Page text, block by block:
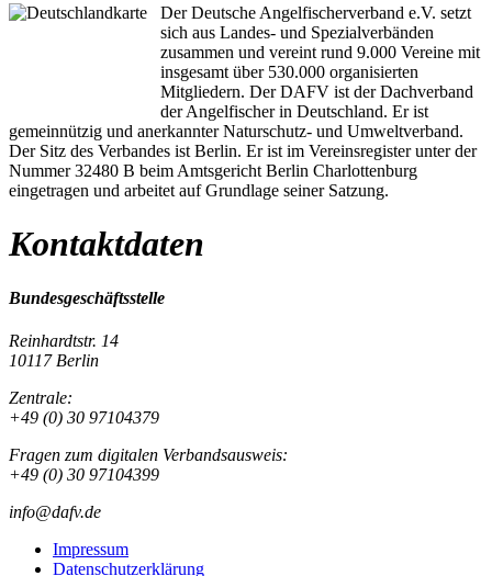
Der Deutsche Angelfischerverband e.V. setzt
sich aus Landes- und Spezialverbänden
zusammen und vereint rund 9.000 Vereine mit
insgesamt über 530.000 organisierten
Mitgliedern. Der DAFV ist der Dachverband
der Angelfischer in Deutschland. Er ist
gemeinnützig und anerkannter Naturschutz- und Umweltverband.
Der Sitz des Verbandes ist Berlin. Er ist im Vereinsregister unter der
Nummer 32480 B beim Amtsgericht Berlin Charlottenburg
eingetragen und arbeitet auf Grundlage seiner Satzung.
Kontaktdaten
Bundesgeschäftsstelle
Reinhardtstr. 14
10117 Berlin
Zentrale:
+49 (0) 30 97104379
Fragen zum digitalen Verbandsausweis:
+49 (0) 30 97104399
info@dafv.de
Impressum
Datenschutzerklärung